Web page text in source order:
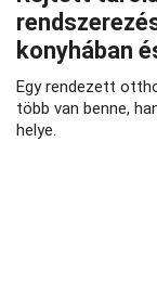
konyhában
Egy rendezett
több van benne,
helye.